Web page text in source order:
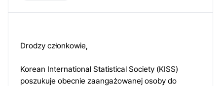
Drodzy członkowie,
Korean International Statistical Society (KISS)
poszukuje obecnie zaangażowanej osoby do